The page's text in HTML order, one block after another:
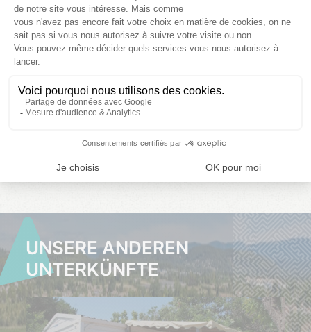
08/08/2026
08/08/2026 -
15/08/2026
15/08/2026 -
Termine
HIER
KLICKEN
Termine
HIER
KLICKEN
-30% AOÛT EN
1 608,00
UNSERE ANDEREN
UNTERKÜNFTE